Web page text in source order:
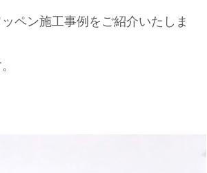
ペン施工事例をご紹介いたしま